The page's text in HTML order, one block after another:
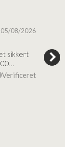
05/08/2026
sikkert
Verificeret